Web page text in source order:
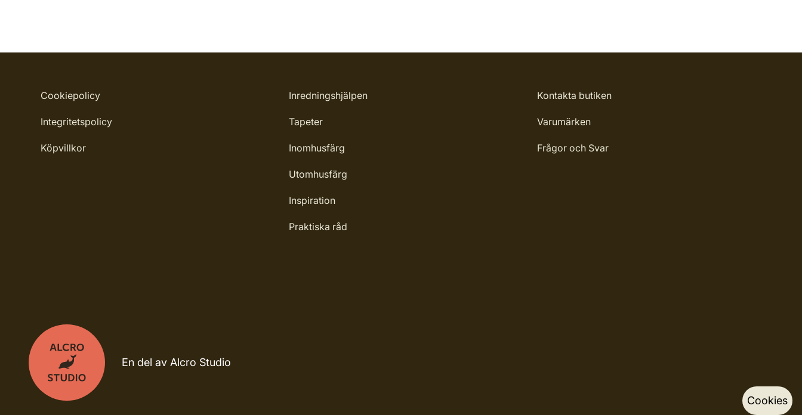
Cookiepolicy
Integritetspolicy
Köpvillkor
Inredningshjälpen
Tapeter
Inomhusfärg
Utomhusfärg
Inspiration
Praktiska råd
Kontakta butiken
Varumärken
Frågor och Svar
En del av Alcro Studio
Cookies